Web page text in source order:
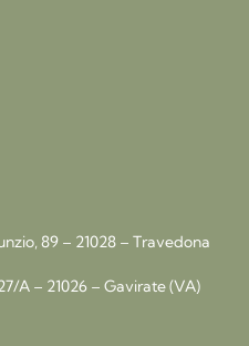
89 – 21028 – Travedona
A – 21026 – Gavirate (VA)